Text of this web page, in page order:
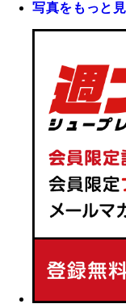
写真をもっと